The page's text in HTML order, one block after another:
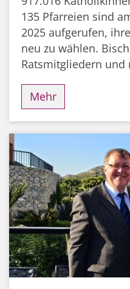
135 Pfarreien sind
2025 aufgerufen,
neu zu wählen.
Ratsmitgliedern
Mehr